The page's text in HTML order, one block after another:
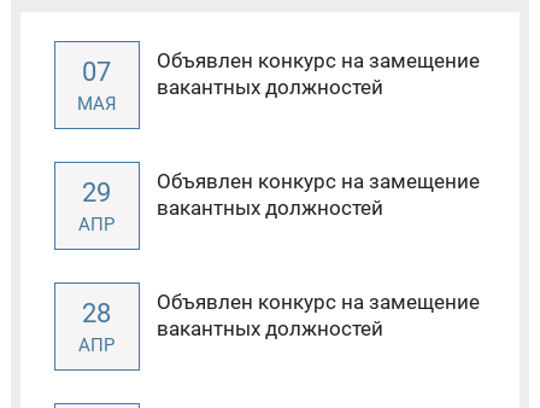
07
МАЯ
Объявлен конкурс на замещение
вакантных должностей
29
АПР
Объявлен конкурс на замещение
вакантных должностей
28
АПР
Объявлен конкурс на замещение
вакантных должностей